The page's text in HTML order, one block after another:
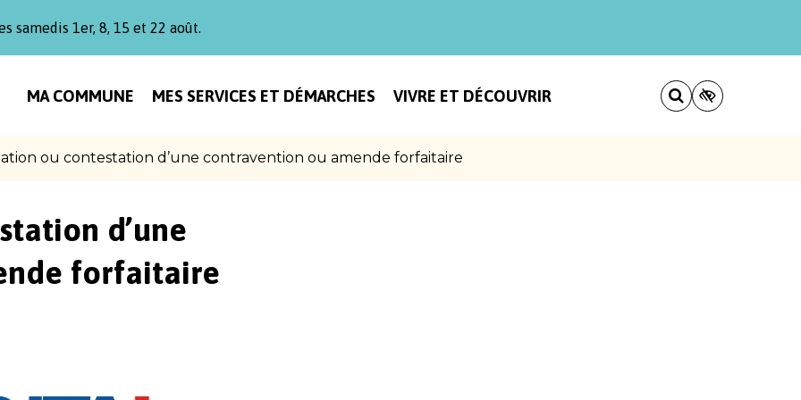
samedis 1er, 8, 15 et 22 août.
MA COMMUNE MES SERVICES ET DÉMARCHES VIVRE ET DÉCOUVRIR
ou contestation d’une contravention ou amende forfaitaire
d’une
forfaitaire